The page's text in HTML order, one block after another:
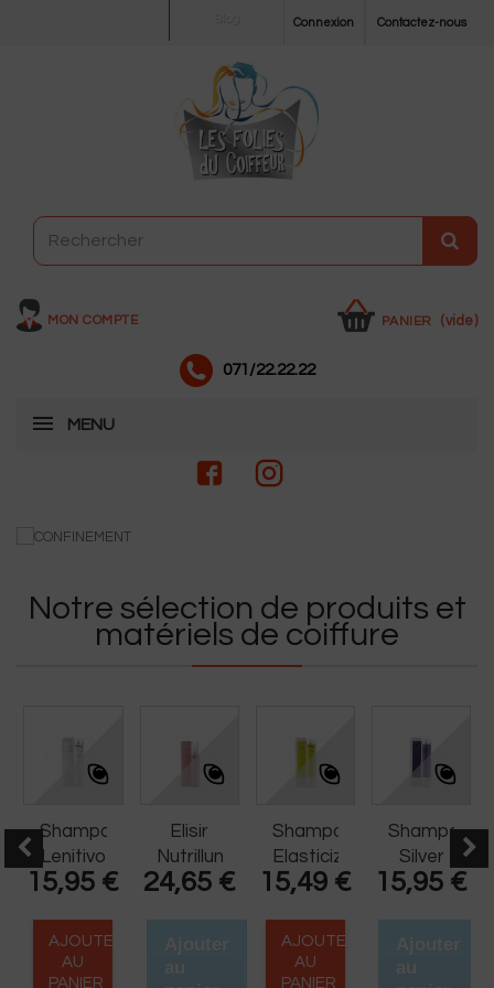
Contactez-nous
Connexion
MON COMPTE PANIER (vide)
071/22.22.22
MENU
Notre sélection de produits et
matériels de coiffure
Shampoo
Lenitivo
250ml
15,95 €
AJOUTER
AU
PANIER
Elisir
Nutrilluminante
100ml
24,65 €
Shampoo
Elasticizzante
250ml
15,49 €
AJOUTER
AU
PANIER
Shampoo
Silver
250ml
15,95 €